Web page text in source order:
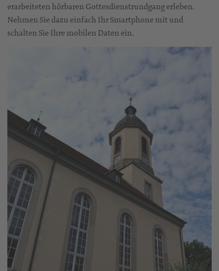
erarbeiteten hörbaren Gottesdienstrundgang erleben.
Nehmen Sie dazu einfach Ihr Smartphone mit und
schalten Sie Ihre mobilen Daten ein.